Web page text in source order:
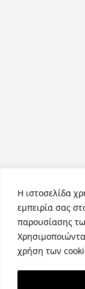
Η ιστοσελίδα
εμπειρία σας
παρουσίασης
χρήση των
Πνευματικά
Θέμα: